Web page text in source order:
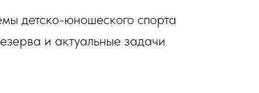
детско-юношеского спорта
и актуальные задачи